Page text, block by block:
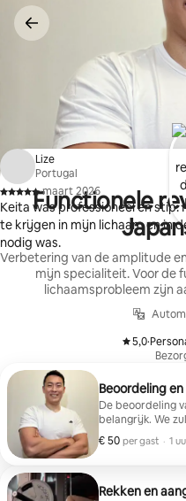
direct
naar
Functionele
Verbetering van de amplitude
mijn specialiteit. Voor de
lichaamsprobleem zijn
5,0
, ·
Beoordeling
De beoordeling
belangrijk. We
mobiliteit te
met oefeningen
€ 50 per gast
€ 50 per gast
, · 1
Rekken en
Lize
Portugal
,
·maart 2026
Keita was professioneel en stip.
te krijgen in mijn lichaam en in
nodig was.